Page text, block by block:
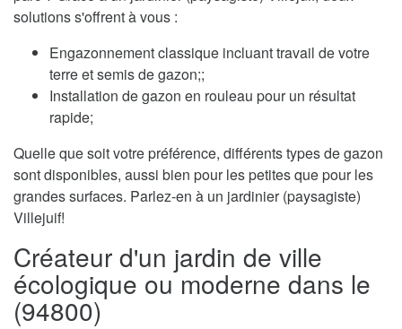
solutions s'offrent à vous :
Engazonnement classique incluant travail de votre
terre et semis de gazon;;
Installation de gazon en rouleau pour un résultat
rapide;
Quelle que soit votre préférence, différents types de gazon
sont disponibles, aussi bien pour les petites que pour les
grandes surfaces. Parlez-en à un jardinier (paysagiste)
Villejuif!
Créateur d'un jardin de ville
écologique ou moderne dans le
(94800)